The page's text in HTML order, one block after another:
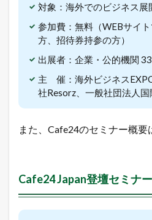
4
J
a
p
a
n
登
壇
セ
ミ
ー
令
和
対象：海外でのビジネス
参加費：無料（WEBサイ
方、招待券持参の方）
出展者：企業・公的機関
主 催：海外ビジネス
社Resorz、一般社団法人国
また、Cafe24のセミナー概要
Cafe24 Japan登壇セミナ